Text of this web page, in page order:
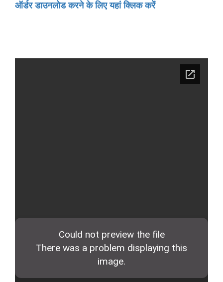
ऑर्डर डाउनलोड करने के लिए यहां क्लिक करें